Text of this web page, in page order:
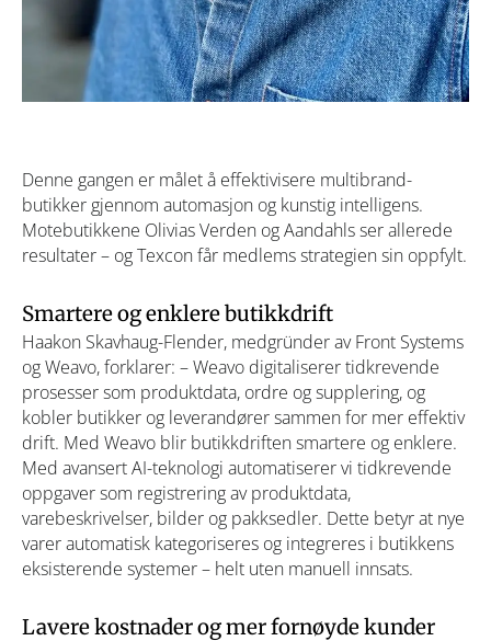
Denne gangen er målet å effektivisere multibrand-
butikker gjennom automasjon og kunstig intelligens.
Motebutikkene Olivias Verden og Aandahls ser allerede
resultater – og Texcon får medlems strategien sin oppfylt.
Smartere og enklere butikkdrift
Haakon Skavhaug-Flender, medgründer av Front Systems
og Weavo, forklarer: – Weavo digitaliserer tidkrevende
prosesser som produktdata, ordre og supplering, og
kobler butikker og leverandører sammen for mer effektiv
drift. Med Weavo blir butikkdriften smartere og enklere.
Med avansert AI-teknologi automatiserer vi tidkrevende
oppgaver som registrering av produktdata,
varebeskrivelser, bilder og pakksedler. Dette betyr at nye
varer automatisk kategoriseres og integreres i butikkens
eksisterende systemer – helt uten manuell innsats.
Lavere kostnader og mer fornøyde kunder